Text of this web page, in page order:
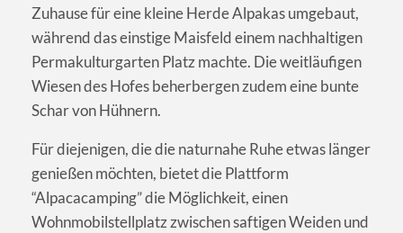
Zuhause für eine kleine Herde Alpakas umgebaut,
während das einstige Maisfeld einem nachhaltigen
Permakulturgarten Platz machte. Die weitläufigen
Wiesen des Hofes beherbergen zudem eine bunte
Schar von Hühnern.
Für diejenigen, die die naturnahe Ruhe etwas länger
genießen möchten, bietet die Plattform
“Alpacacamping” die Möglichkeit, einen
Wohnmobilstellplatz zwischen saftigen Weiden und